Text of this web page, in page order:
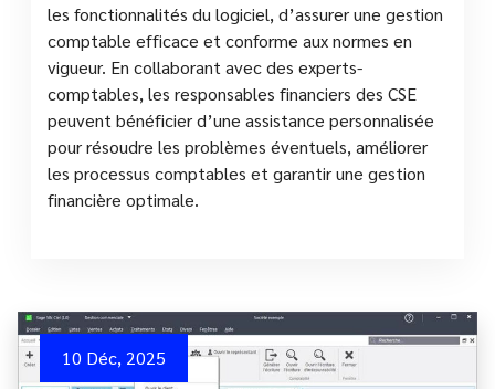
les fonctionnalités du logiciel, d’assurer une gestion
comptable efficace et conforme aux normes en
vigueur. En collaborant avec des experts-
comptables, les responsables financiers des CSE
peuvent bénéficier d’une assistance personnalisée
pour résoudre les problèmes éventuels, améliorer
les processus comptables et garantir une gestion
financière optimale.
10 Déc, 2025